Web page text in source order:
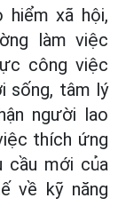
hiểm xã hội,
làm việc
công việc
sống, tâm lý
người lao
thích ứng
cầu mới của
về kỹ năng